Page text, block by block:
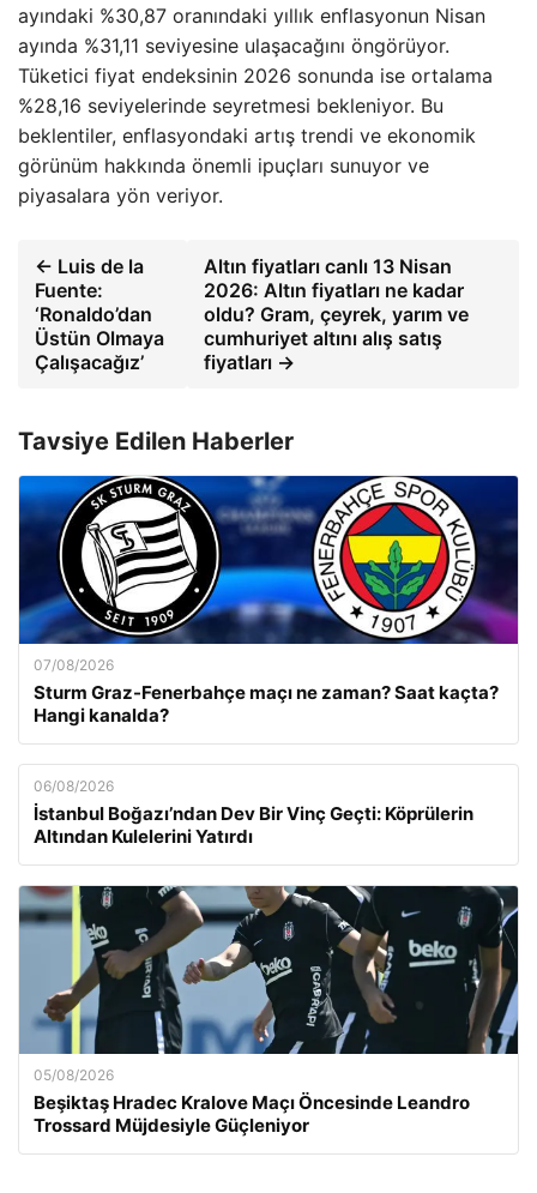
ayındaki %30,87 oranındaki yıllık enflasyonun Nisan
ayında %31,11 seviyesine ulaşacağını öngörüyor.
Tüketici fiyat endeksinin 2026 sonunda ise ortalama
%28,16 seviyelerinde seyretmesi bekleniyor. Bu
beklentiler, enflasyondaki artış trendi ve ekonomik
görünüm hakkında önemli ipuçları sunuyor ve
piyasalara yön veriyor.
← Luis de la
Fuente:
‘Ronaldo’dan
Üstün Olmaya
Çalışacağız’
Altın fiyatları canlı 13 Nisan
2026: Altın fiyatları ne kadar
oldu? Gram, çeyrek, yarım ve
cumhuriyet altını alış satış
fiyatları →
Tavsiye Edilen Haberler
07/08/2026
Sturm Graz-Fenerbahçe maçı ne zaman? Saat kaçta?
Hangi kanalda?
06/08/2026
İstanbul Boğazı’ndan Dev Bir Vinç Geçti: Köprülerin
Altından Kulelerini Yatırdı
05/08/2026
Beşiktaş Hradec Kralove Maçı Öncesinde Leandro
Trossard Müjdesiyle Güçleniyor